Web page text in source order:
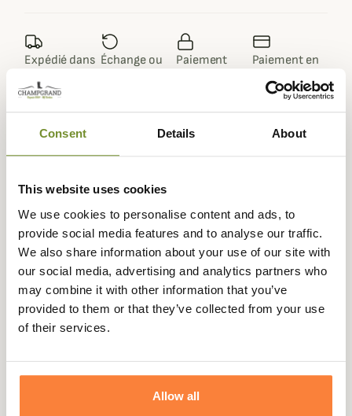
Consent Details About
This website uses cookies
We use cookies to personalise content and ads, to
provide social media features and to analyse our traffic.
We also share information about your use of our site with
our social media, advertising and analytics partners who
may combine it with other information that you’ve
provided to them or that they’ve collected from your use
of their services.
Allow all
Expédié dans
la journée
Échange ou
Paiement
Paiement en
3 fois dès 100
euros
Description
Alexandre Mareuil vous propose 4 gobelets dans un
bel étui en cuir.
Les gobelets en acier sont traités afin d'accueillir
tout type de boissons et se laver facilement.
Alexandre Mareuil livre les 4 gobelets en acier dans
gobelets facilement dans votre sac ou vos poches durant
vos parties de chasse.
Les cuirs utilisés par le célèbre maroquinier sont de